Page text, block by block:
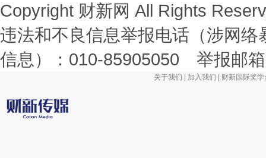
Copyright 财新网 All Rights
违法和不良信息举报电话（涉网
信息）：010-85905050 举报邮
关于我们 加入我们 财新国际奖学